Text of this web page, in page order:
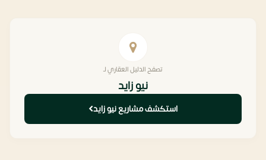
تصفح الدليل العقاري لـ
نيو زايد
استكشف مشاريع نيو زايد